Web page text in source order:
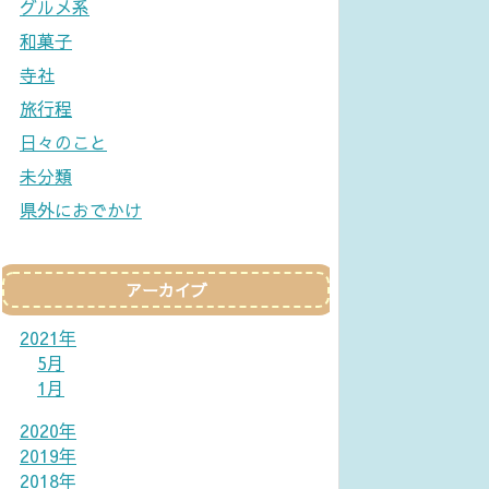
グルメ系
和菓子
寺社
旅行程
日々のこと
未分類
県外におでかけ
アーカイブ
2021年
5月
1月
2020年
2019年
2018年